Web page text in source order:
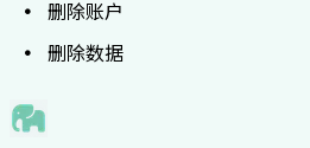
删除账户
删除数据